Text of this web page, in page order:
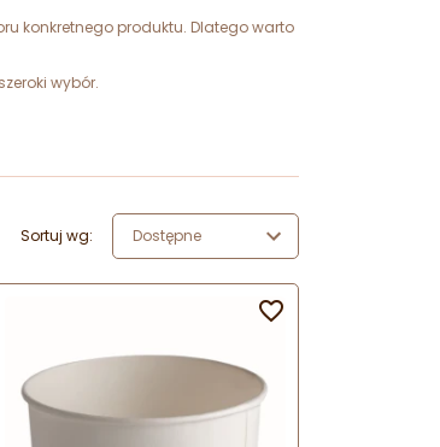
konkretnego produktu. Dlatego warto
wybór.
Sortuj wg: Dostępne
